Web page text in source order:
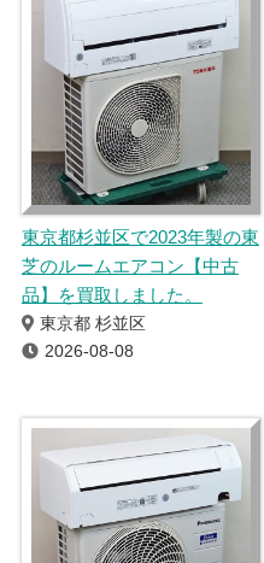
東京都杉並区で2023年製の東
芝のルームエアコン【中古
品】を買取しました。
東京都 杉並区
2026-08-08